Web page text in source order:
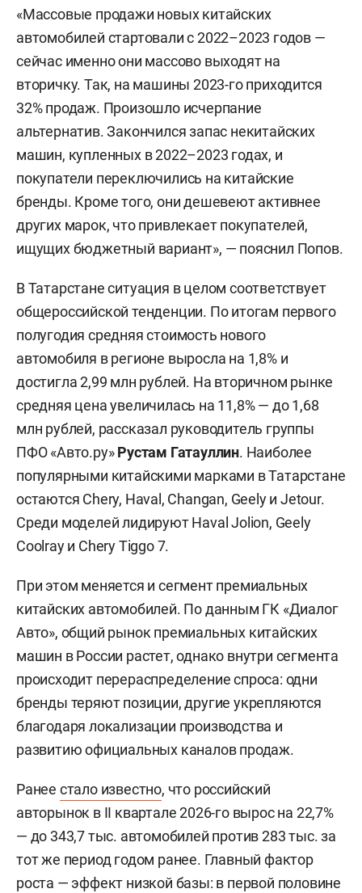
«Массовые продажи новых китайских
автомобилей стартовали с 2022–2023 годов —
сейчас именно они массово выходят на
вторичку. Так, на машины 2023-го приходится
32% продаж. Произошло исчерпание
альтернатив. Закончился запас некитайских
машин, купленных в 2022–2023 годах, и
покупатели переключились на китайские
бренды. Кроме того, они дешевеют активнее
других марок, что привлекает покупателей,
ищущих бюджетный вариант», — пояснил Попов.
В Татарстане ситуация в целом соответствует
общероссийской тенденции. По итогам первого
полугодия средняя стоимость нового
автомобиля в регионе выросла на 1,8% и
достигла 2,99 млн рублей. На вторичном рынке
средняя цена увеличилась на 11,8% — до 1,68
млн рублей, рассказал руководитель группы
ПФО «Авто.ру»Рустам Гатауллин. Наиболее
популярными китайскими марками в Татарстане
остаются Chery, Haval, Changan, Geely и Jetour.
Среди моделей лидируют Haval Jolion, Geely
Coolray и Chery Tiggo 7.
При этом меняется и сегмент премиальных
китайских автомобилей. По данным ГК «Диалог
Авто», общий рынок премиальных китайских
машин в России растет, однако внутри сегмента
происходит перераспределение спроса: одни
бренды теряют позиции, другие укрепляются
благодаря локализации производства и
развитию официальных каналов продаж.
Ранее стало известно, что российский
авторынок в II квартале 2026-го вырос на 22,7%
— до 343,7 тыс. автомобилей против 283 тыс. за
тот же период годом ранее. Главный фактор
роста — эффект низкой базы: в первой половине